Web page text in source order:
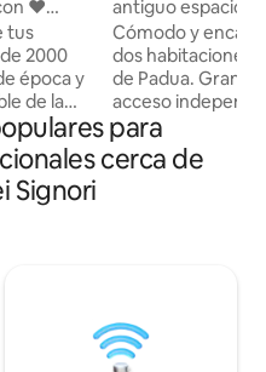
❤
tus
2000
época y
de la
como
de San
lugares
antiguo espacio
histórico de
Cómodo y
dos habitaciones
de Padua. Gran
acceso
equipado con
incluyendo
cama. Zona de
conveniente para
Padua y a solo
para
cerca de
Signori